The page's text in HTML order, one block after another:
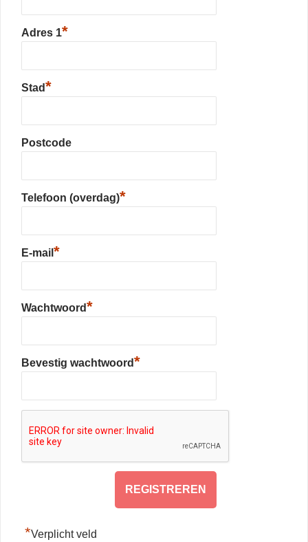
Adres 1*
Stad*
Postcode
Telefoon (overdag)*
E-mail *
Wachtwoord*
Bevestig wachtwoord*
*Verplicht veld